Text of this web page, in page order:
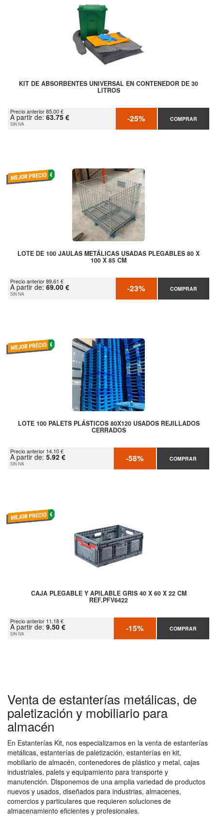
KIT DE ABSORBENTES UNIVERSAL EN CONTENEDOR DE 30
LITROS
Precio anterior 85.00 €
A partir de: 63.75 €
SIN IVA -25% COMPRAR
LOTE DE 100 JAULAS METÁLICAS USADAS PLEGABLES 80 X
100 X 85 CM
Precio anterior 89.61 €
A partir de: 69.00 €
SIN IVA -23% COMPRAR
LOTE 100 PALETS PLÁSTICOS 80X120 USADOS REJILLADOS
CERRADOS
Precio anterior 14.10 €
A partir de: 5.92 €
SIN IVA -58% COMPRAR
CAJA PLEGABLE Y APILABLE GRIS 40 X 60 X 22 CM
REF.PFV6422
Precio anterior 11.18 €
A partir de: 9.50 €
SIN IVA -15% COMPRAR
Venta de estanterías metálicas, de
paletización y mobiliario para
almacén
En Estanterías Kit, nos especializamos en la venta de estanterías
metálicas, estanterías de paletización, estanterías en kit,
mobiliario de almacén, contenedores de plástico y metal, cajas
industriales, palets y equipamiento para transporte y
manutención. Disponemos de una amplia variedad de productos
nuevos y usados, diseñados para industrias, almacenes,
comercios y particulares que requieren soluciones de
almacenamiento eficientes y profesionales.